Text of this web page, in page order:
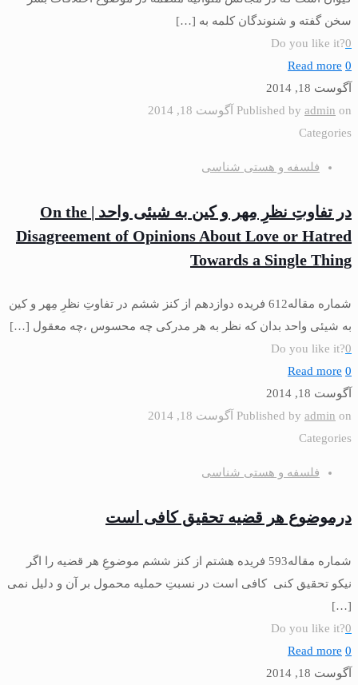
سخن گفته و شنوندگان كلمه به […]
Do you like it?0
0
Read more
آگوست 18, 2014
Published by admin on
آگوست 18, 2014
Categories
فلسفه و هستی شناسی
در تفاوتِ نظرِ مِهر و كین به شیئى واحد | On the
Disagreement of Opinions About Love or Hatred
Towards a Single Thing
شماره مقاله612 فريده دوازدهم از كنز ششم در تفاوتِ نظرِ مِهر و كین
به شیئى واحد بدان كه نظر به هر مدركى چه محسوس ،چه معقول […]
Do you like it?0
0
Read more
آگوست 18, 2014
Published by admin on
آگوست 18, 2014
Categories
فلسفه و هستی شناسی
درموضوع هر قضیه تحقیق کافی است
شماره مقاله593 فريده هشتم از كنز ششم‏ موضوعِ هر قضیه را اگر
نیكو تحقیق كنى كافى است در نسبتِ حملیه محمول بر آن و دلیل نمى
[…]
Do you like it?0
0
Read more
آگوست 18, 2014